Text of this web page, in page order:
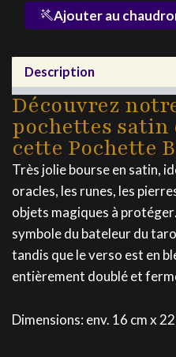
quantité
Bateleur
Ajouter au
Description
Découvrez
pochettes satin
cette Pochette
Très jolie bourse en satin,
oracles, les runes, les
objets magiques à
symbole du bateleur du
tandis que le verso est en
entièrement doublé et
Dimensions: env. 16 cm x